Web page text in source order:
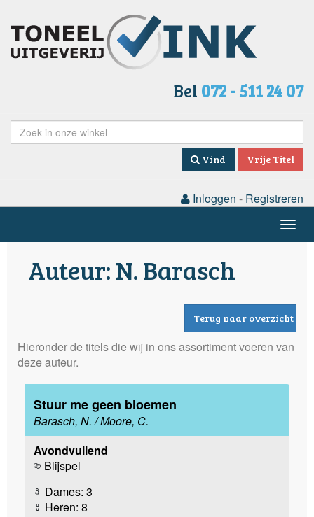
Bel 072 - 511 24 07
Vind Vrije Titel
Inloggen - Registreren
Auteur: N. Barasch
Terug naar overzicht
Hieronder de titels die wij in ons assortiment voeren van
deze auteur.
Stuur me geen bloemen
Barasch, N. / Moore, C.
Avondvullend
Blijspel
Dames: 3
Heren: 8